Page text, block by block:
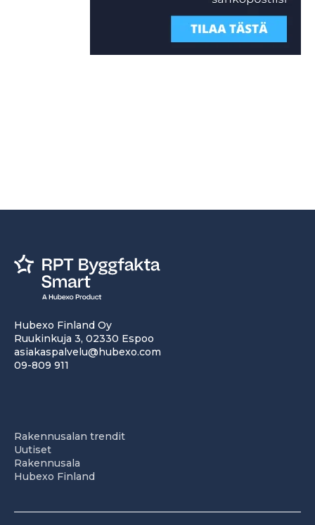
Hubexo Finland Oy
Ruukinkuja 3, 02330 Espoo
asiakaspalvelu@hubexo.com
09-809 911
Rakennusalan trendit
Uutiset
Rakennusala
Hubexo Finland